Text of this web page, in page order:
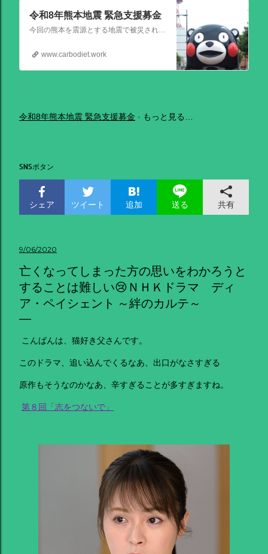
令和8年熊本地震 緊急支援募金
今回の熊本を震源とする地震で被災された皆さままだまだ余震も続き大変な時間を過ごされていると思います。心よりお見舞い申し上げます
www.carbodiet.work
令和8年熊本地震 緊急支援募金 もっと見る…
SNSボタン
シェア ツイート 追加 送る 共有
9/06/2020
亡くなってしまった方の思いをわかろうと
することは難しい😢ＮＨＫドラマ ディ
ア・ペイシェント ～絆のカルテ～
こんばんは、猫好き父さんです。
このドラマ、追い込んでくるなあ、出口がなさすぎる
原作もそうなのかなあ、辛すぎることが多すぎますね。
第８回「志をつないで」